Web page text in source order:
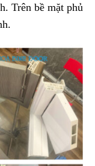
Trên bề mặt phủ